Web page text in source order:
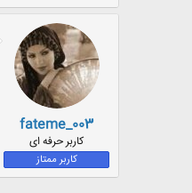
fateme_003
کاربر حرفه ای
کاربر ممتاز